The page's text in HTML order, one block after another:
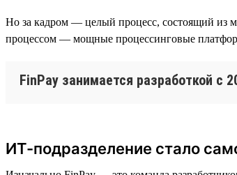
Но за кадром — целый процесс, состоящий из
процессом — мощные процессинговые
FinPay занимается разработкой
ИТ-подразделение стало